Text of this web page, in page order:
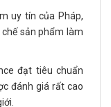
uy tín của Pháp,
sản phẩm làm
đạt tiêu chuẩn
đánh giá rất cao